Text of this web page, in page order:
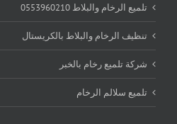
تلميع الرخام والبلاط 0553960210
تنظيف الرخام والبلاط بالكريستال
شركة تلميع رخام بالخبر
تلميع سلالم الرخام